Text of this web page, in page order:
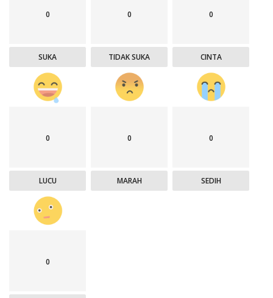
0
SUKA
0
TIDAK SUKA
0
CINTA
0
LUCU
0
MARAH
0
SEDIH
0